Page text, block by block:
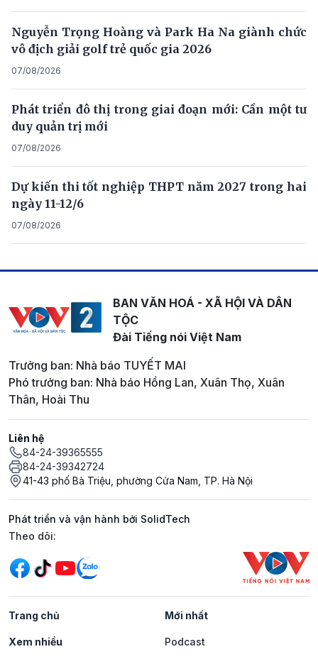
Nguyễn Trọng Hoàng và Park Ha Na giành chức
vô địch giải golf trẻ quốc gia 2026
07/08/2026
Phát triển đô thị trong giai đoạn mới: Cần một tư
duy quản trị mới
07/08/2026
Dự kiến thi tốt nghiệp THPT năm 2027 trong hai
ngày 11-12/6
07/08/2026
BAN VĂN HOÁ - XÃ HỘI VÀ DÂN
TỘC
Đài Tiếng nói Việt Nam
Trưởng ban: Nhà báo TUYẾT MAI
Phó trưởng ban: Nhà báo Hồng Lan, Xuân Thọ, Xuân
Thân, Hoài Thu
Liên hệ
84-24-39365555
84-24-39342724
41-43 phố Bà Triệu, phường Cửa Nam, TP. Hà Nội
Phát triển và vận hành bởi SolidTech
Mạng xã hội
Theo dõi:
Trang chủ Mới nhất
Xem nhiều Podcast